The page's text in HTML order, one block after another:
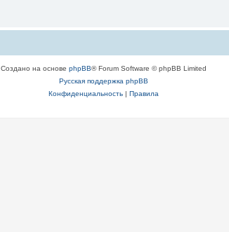
Создано на основе phpBB® Forum Software © phpBB Limited
Русская поддержка phpBB
Конфиденциальность| Правила